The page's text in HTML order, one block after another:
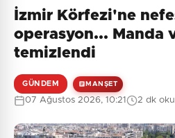
İzmir Körfezi'ne
operasyon... Manda
temizlendi
GÜNDEM MANŞET
07 Ağustos 2026, 10:21 2 dk